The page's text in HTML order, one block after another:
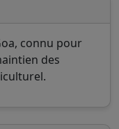
connu pour
des